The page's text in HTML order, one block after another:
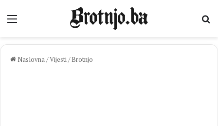
Izbornik
Naslovna/Vijesti/ Brotnjo